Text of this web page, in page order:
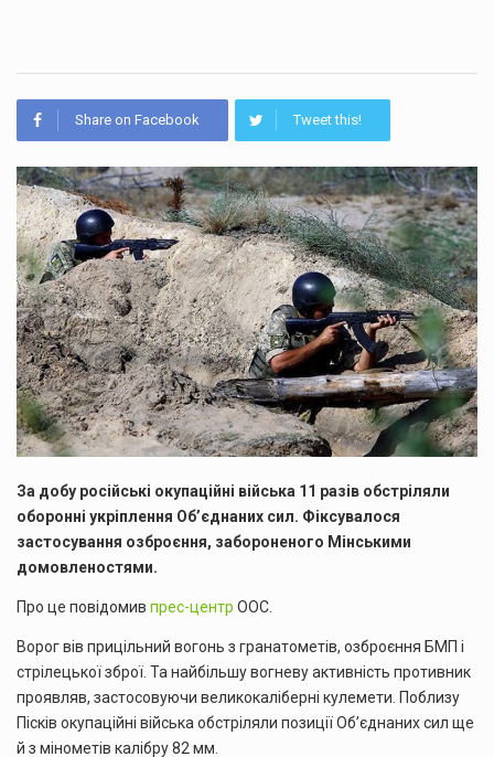
Share on Facebook Tweet this!
За добу російські окупаційні війська 11 разів обстріляли
оборонні укріплення Об’єднаних сил. Фіксувалося
застосування озброєння, забороненого Мінськими
домовленостями.
Про це повідомив прес-центр ООС.
Ворог вів прицільний вогонь з гранатометів, озброєння БМП і
стрілецької зброї. Та найбільшу вогневу активність противник
проявляв, застосовуючи великокаліберні кулемети. Поблизу
Пісків окупаційні війська обстріляли позиції Об’єднаних сил ще
й з мінометів калібру 82 мм.